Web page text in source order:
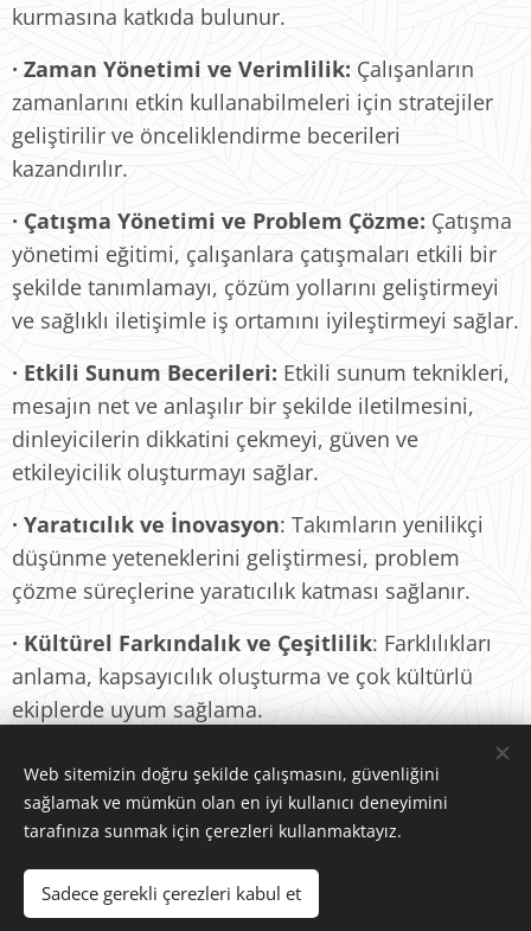
kurmasına katkıda bulunur.
· Zaman Yönetimi ve Verimlilik: Çalışanların
zamanlarını etkin kullanabilmeleri için stratejiler
geliştirilir ve önceliklendirme becerileri
kazandırılır.
· Çatışma Yönetimi ve Problem Çözme: Çatışma
yönetimi eğitimi, çalışanlara çatışmaları etkili bir
şekilde tanımlamayı, çözüm yollarını geliştirmeyi
ve sağlıklı iletişimle iş ortamını iyileştirmeyi sağlar.
· Etkili Sunum Becerileri: Etkili sunum teknikleri,
mesajın net ve anlaşılır bir şekilde iletilmesini,
dinleyicilerin dikkatini çekmeyi, güven ve
etkileyicilik oluşturmayı sağlar.
· Yaratıcılık ve İnovasyon: Takımların yenilikçi
düşünme yeteneklerini geliştirmesi, problem
çözme süreçlerine yaratıcılık katması sağlanır.
· Kültürel Farkındalık ve Çeşitlilik: Farklılıkları
anlama, kapsayıcılık oluşturma ve çok kültürlü
ekiplerde uyum sağlama.
© 2025 Gravitas Global Partners | Tüm hakları saklıdır
Web sitemizin doğru şekilde çalışmasını, güvenliğini
sağlamak ve mümkün olan en iyi kullanıcı deneyimini
tarafınıza sunmak için çerezleri kullanmaktayız.
Sadece gerekli çerezleri kabul et